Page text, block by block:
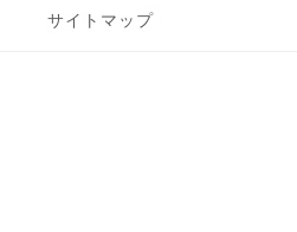
サイトマップ